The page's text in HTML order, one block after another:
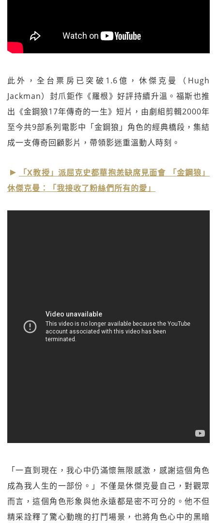
此外，全台票房已突破1.6億，休傑克曼（Hugh
Jackman）封爪鉅作《羅根》好評持續升溫。福斯也推
出《金鋼狼17年傳奇的一生》短片，由劇組剪輯2000年
至今共9部系列電影中「金鋼狼」角色的經典橋段，集結
成一支傳奇回顧影片，帶領影迷重溫動人時刻。
「X教授」派屈克史都華抱恙缺席見面會 「金鋼狼」
休傑克曼：「我接收了粉絲們所有的愛」
「一直到現在，我心中仍滿懷無限感激，感謝這個角色
成為我人生的一部份。」不僅是休傑克曼自己，對觀眾
而言，這個角色形象與他永遠都是密不可分的。他不但
精采詮釋了驚心動魄的打鬥場景，也將角色心中的黑暗